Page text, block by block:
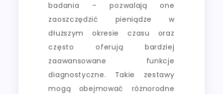
badania – pozwalają one
zaoszczędzić pieniądze w
dłuższym okresie czasu oraz
często oferują bardziej
zaawansowane funkcje
diagnostyczne. Takie zestawy
mogą obejmować różnorodne